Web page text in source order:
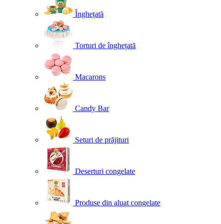
Înghețată
Torturi de înghețată
Macarons
Candy Bar
Seturi de prăjituri
Deserturi congelate
Produse din aluat congelate